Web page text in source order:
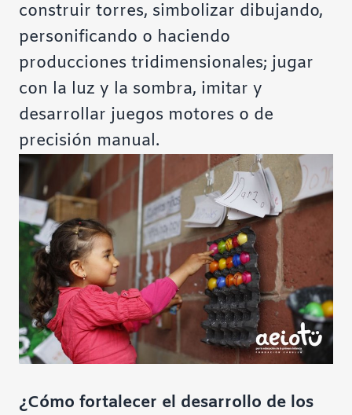
construir torres, simbolizar dibujando,
personificando o haciendo
producciones tridimensionales; jugar
con la luz y la sombra, imitar y
desarrollar juegos motores o de
precisión manual.
¿Cómo fortalecer el desarrollo de los